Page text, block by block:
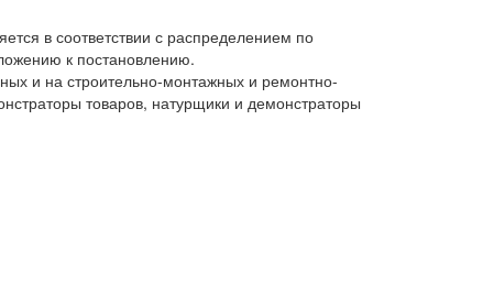
в соответствии с распределением по
к постановлению.
и на строительно-монтажных и ремонтно-
товаров, натурщики и демонстраторы